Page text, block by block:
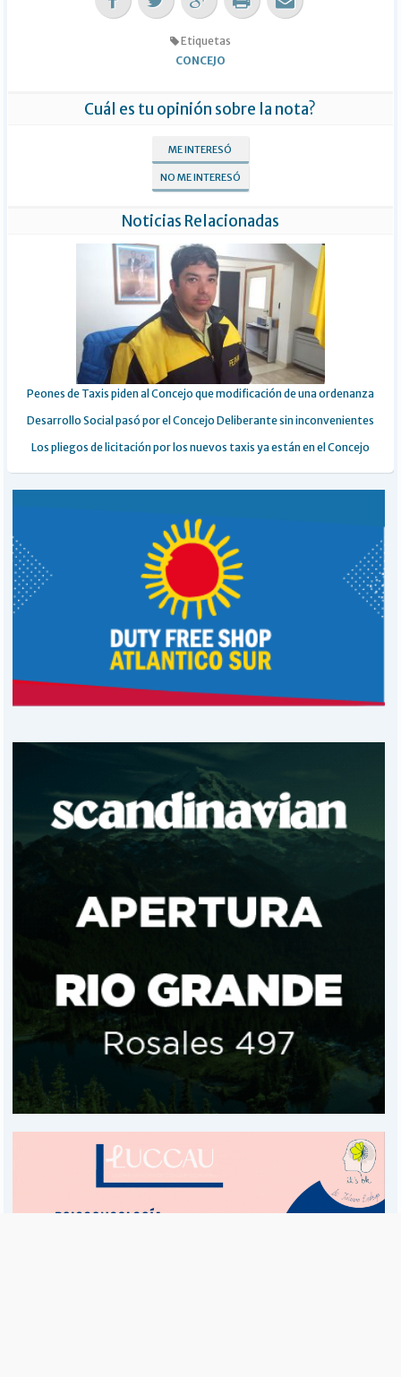
Etiquetas
CONCEJO
Cuál es tu opinión sobre la nota?
ME INTERESÓ
NO ME INTERESÓ
Noticias Relacionadas
Peones de Taxis piden al Concejo que modificación de una ordenanza
Desarrollo Social pasó por el Concejo Deliberante sin inconvenientes
Los pliegos de licitación por los nuevos taxis ya están en el Concejo